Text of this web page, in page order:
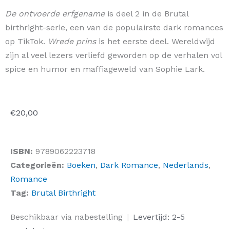
De ontvoerde erfgename is deel 2 in de Brutal
birthright-serie, een van de populairste dark romances
op TikTok. Wrede prins is het eerste deel. Wereldwijd
zijn al veel lezers verliefd geworden op de verhalen vol
spice en humor en maffiageweld van Sophie Lark.
€20,00
ISBN: 9789062223718
Categorieën: Boeken, Dark Romance, Nederlands,
Romance
Tag: Brutal Birthright
Beschikbaar via nabestelling | Levertijd: 2-5
Ontvoerde